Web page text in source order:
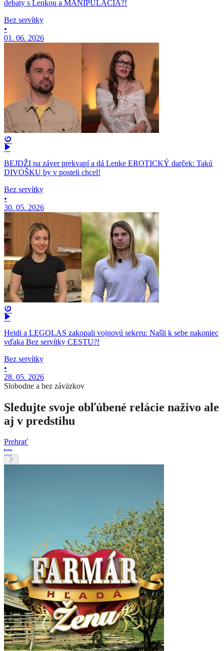
debaty s Lenkou a MANIPULÁCIA?!
Bez servítky
•
01. 06. 2026
BEJDŽI na záver prekvapí a dá Lenke EROTICKÝ darček: Takú
DIVOŠKU by v posteli chcel!
Bez servítky
•
30. 05. 2026
Heidi a LEGOLAS zakopali vojnovú sekeru: Našli k sebe nakoniec
vďaka Bez servítky CESTU?!
Bez servítky
•
28. 05. 2026
Slobodne a bez záväzkov
Sledujte svoje obľúbené relácie naživo ale
aj v predstihu
Prehrať